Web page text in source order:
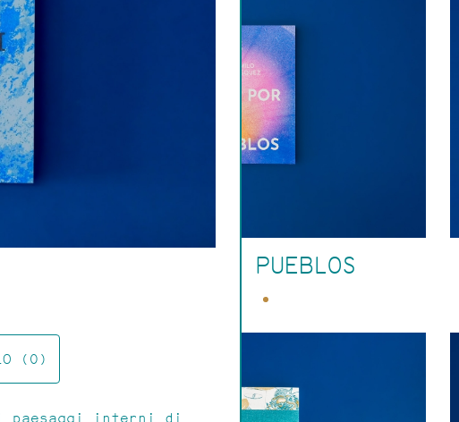
RÍOS POR PUEBLOS
(0)
paesaggi interni di